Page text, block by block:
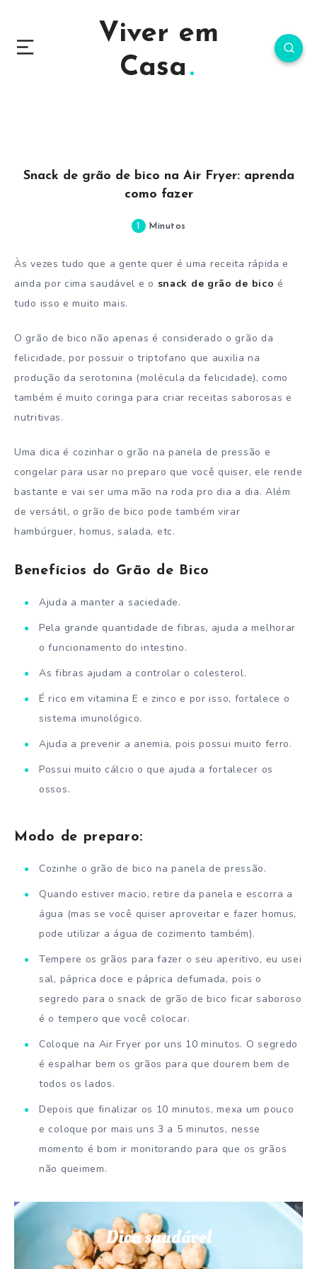
Viver em
Casa
Snack de grão de bico na Air Fryer: aprenda
como fazer
1 Minutos
Às vezes tudo que a gente quer é uma receita rápida e
ainda por cima saudável e o snack de grão de bico é
tudo isso e muito mais.
O grão de bico não apenas é considerado o grão da
felicidade, por possuir o triptofano que auxilia na
produção da serotonina (molécula da felicidade), como
também é muito coringa para criar receitas saborosas e
nutritivas.
Uma dica é cozinhar o grão na panela de pressão e
congelar para usar no preparo que você quiser, ele rende
bastante e vai ser uma mão na roda pro dia a dia. Além
de versátil, o grão de bico pode também virar
hambúrguer, homus, salada, etc.
Benefícios do Grão de Bico
Ajuda a manter a saciedade.
Pela grande quantidade de fibras, ajuda a melhorar
o funcionamento do intestino.
As fibras ajudam a controlar o colesterol.
É rico em vitamina E e zinco e por isso, fortalece o
sistema imunológico.
Ajuda a prevenir a anemia, pois possui muito ferro.
Possui muito cálcio o que ajuda a fortalecer os
ossos.
Modo de preparo:
Cozinhe o grão de bico na panela de pressão.
Quando estiver macio, retire da panela e escorra a
água (mas se você quiser aproveitar e fazer homus,
pode utilizar a água de cozimento também).
Tempere os grãos para fazer o seu aperitivo, eu usei
sal, páprica doce e páprica defumada, pois o
segredo para o snack de grão de bico ficar saboroso
é o tempero que você colocar.
Coloque na Air Fryer por uns 10 minutos. O segredo
é espalhar bem os grãos para que dourem bem de
todos os lados.
Depois que finalizar os 10 minutos, mexa um pouco
e coloque por mais uns 3 a 5 minutos, nesse
momento é bom ir monitorando para que os grãos
não queimem.